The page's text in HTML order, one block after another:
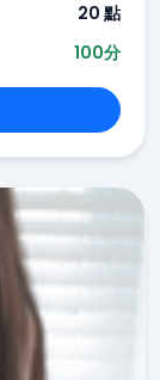
20 點
100分